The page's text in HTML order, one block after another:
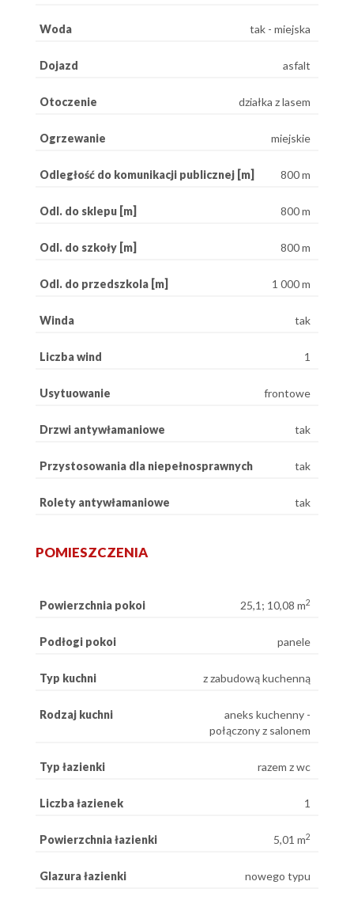
Woda tak - miejska
Dojazd asfalt
Otoczenie działka z lasem
Ogrzewanie miejskie
Odległość do komunikacji publicznej [m] 800 m
Odl. do sklepu [m] 800 m
Odl. do szkoły [m] 800 m
Odl. do przedszkola [m] 1 000 m
Winda tak
Liczba wind 1
Usytuowanie frontowe
Drzwi antywłamaniowe tak
Przystosowania dla niepełnosprawnych tak
Rolety antywłamaniowe tak
POMIESZCZENIA
Powierzchnia pokoi 25,1; 10,08 m2
Podłogi pokoi panele
Typ kuchni z zabudową kuchenną
Rodzaj kuchni
aneks kuchenny -
połączony z salonem
Typ łazienki razem z wc
Liczba łazienek 1
Powierzchnia łazienki 5,01 m2
Glazura łazienki nowego typu